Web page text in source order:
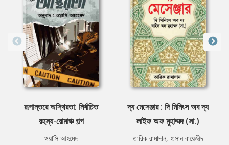
রূপান্তরে অস্থিরতা: নির্বাচিত
রহস্য-রোমাঞ্চ গল্প
ওয়াসি আহমেদ
দ্য মেসেঞ্জার : দি মিনিংস অব দ্য
লাইফ অফ মুহাম্মদ (সা.)
তারিক রামাদান, হাসান বায়েজীদ